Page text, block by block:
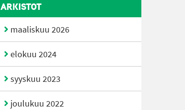
ARKISTOT
maaliskuu 2026
elokuu 2024
syyskuu 2023
joulukuu 2022